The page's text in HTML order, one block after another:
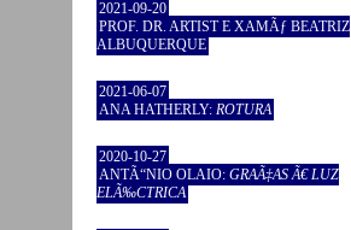
2021-09-20
PROF. DR. ARTIST E XAMÃƒ BEATRIZ
ALBUQUERQUE
2021-06-07
ANA HATHERLY: ROTURA
2020-10-27
ANTÃ“NIO OLAIO: GRAÃ‡AS Ã€ LUZ
ELÃ‰CTRICA